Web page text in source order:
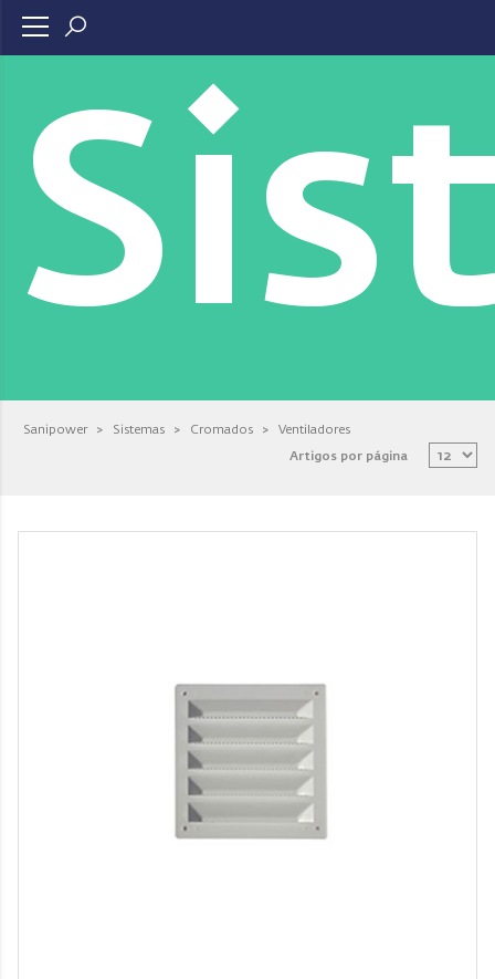
Sanipower > Sistemas > Cromados > Ventiladores
Artigos por página